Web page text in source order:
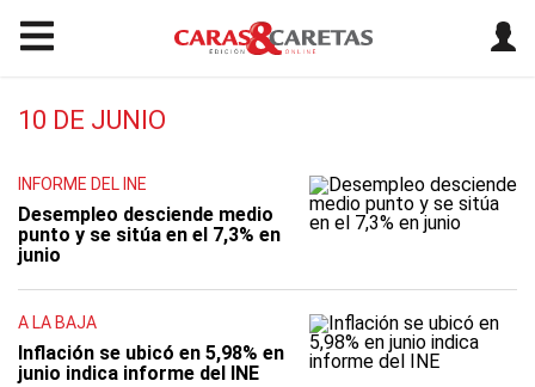
10 DE JUNIO
INFORME DEL INE
Desempleo desciende medio
punto y se sitúa en el 7,3% en
junio
A LA BAJA
Inflación se ubicó en 5,98% en
junio indica informe del INE